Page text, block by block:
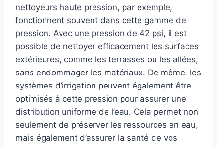
nettoyeurs haute pression, par exemple,
fonctionnent souvent dans cette gamme de
pression. Avec une pression de 42 psi, il est
possible de nettoyer efficacement les surfaces
extérieures, comme les terrasses ou les allées,
sans endommager les matériaux. De même, les
systèmes d’irrigation peuvent également être
optimisés à cette pression pour assurer une
distribution uniforme de l’eau. Cela permet non
seulement de préserver les ressources en eau,
mais également d’assurer la santé de vos